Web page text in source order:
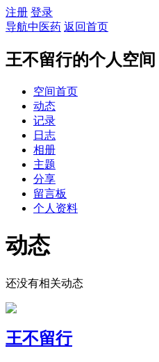
注册 登录
导航中医药 返回首页
王不留行的个人空间
空间首页
动态
记录
日志
相册
主题
分享
留言板
个人资料
动态
还没有相关动态
王不留行